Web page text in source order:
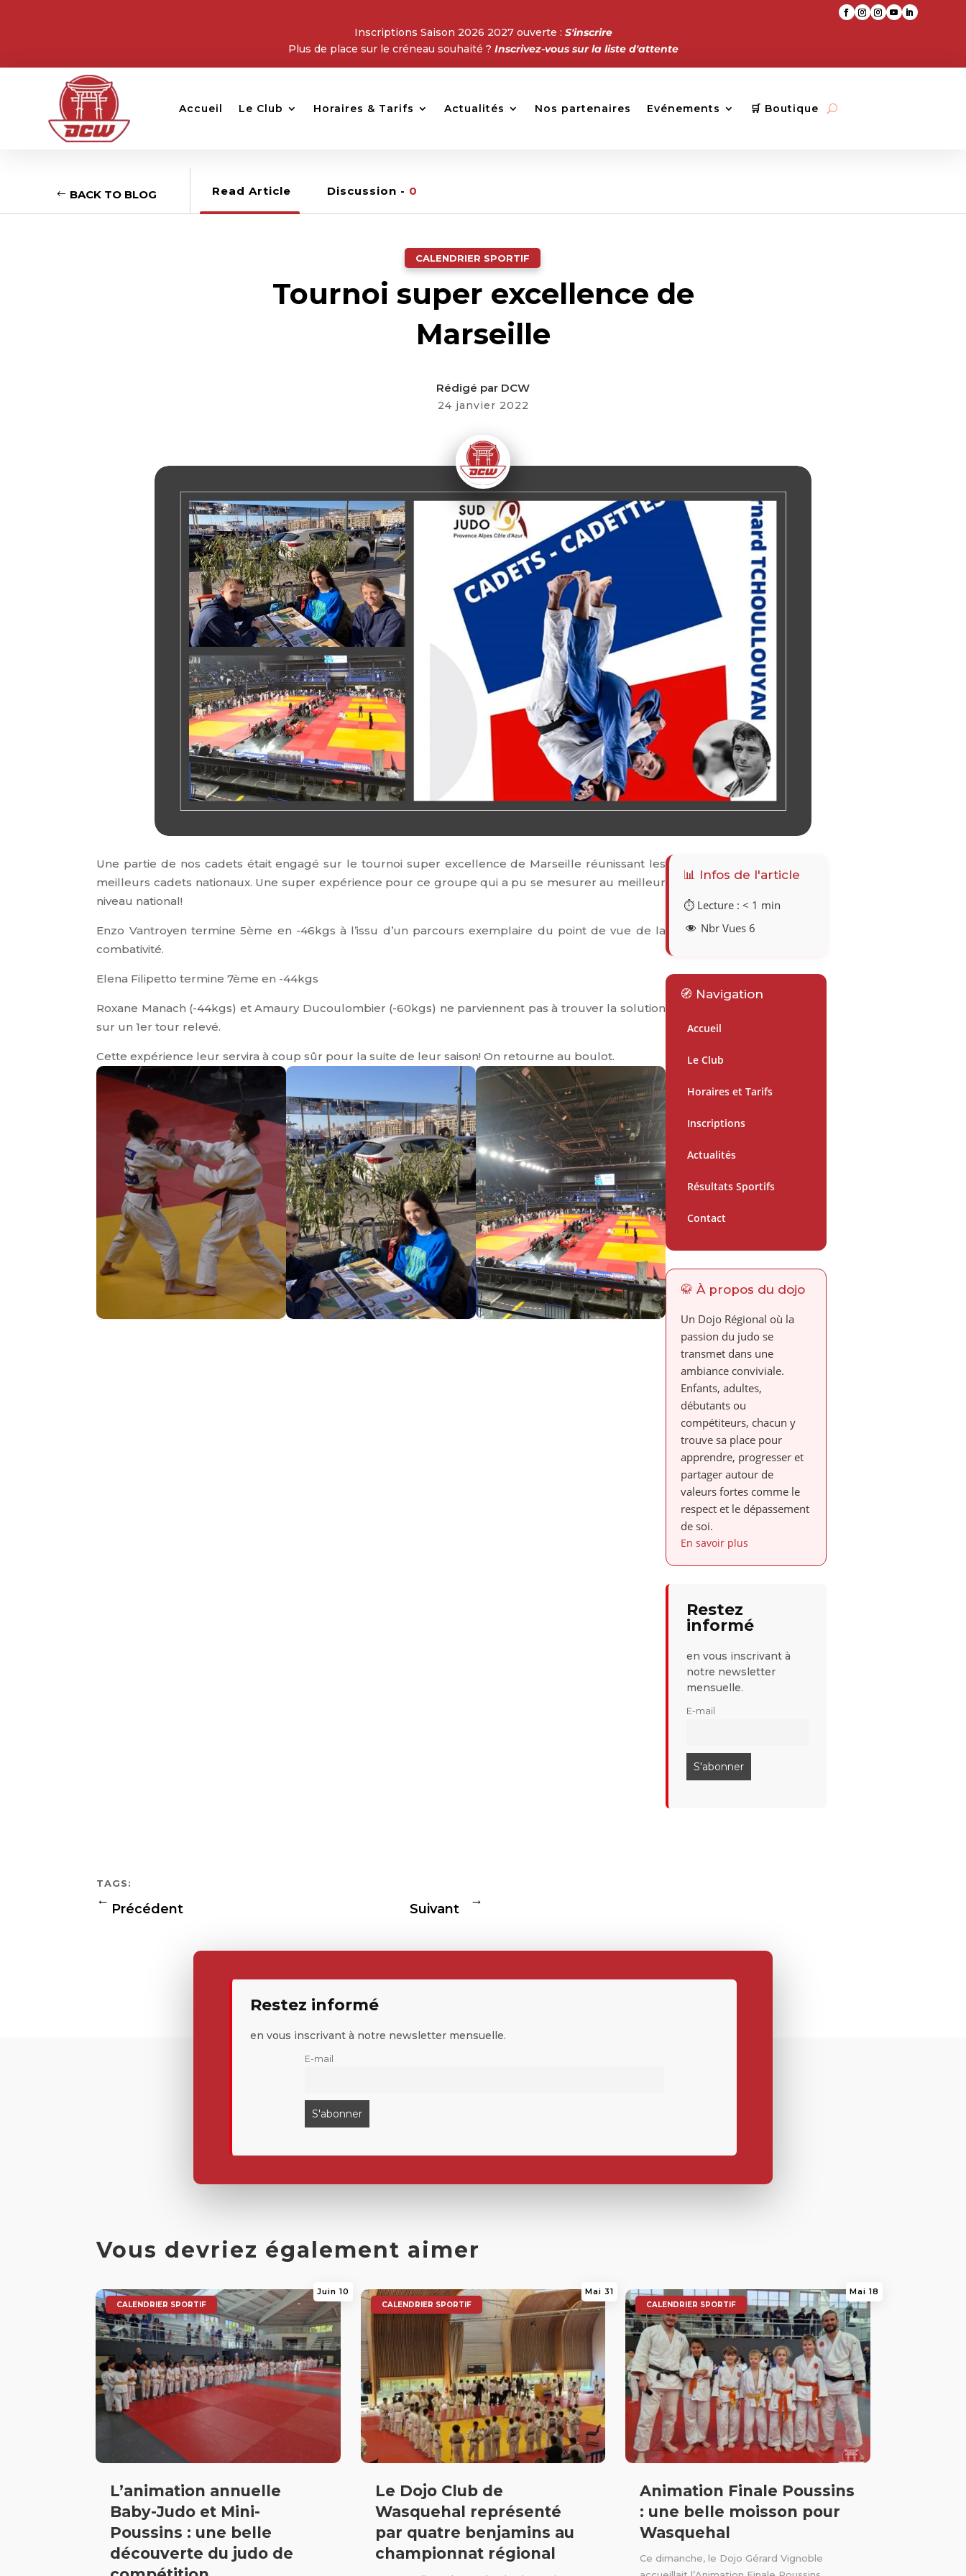
Inscriptions Saison 2026 2027 ouverte : S'inscrire
Plus de place sur le créneau souhaité ? Inscrivez-vous sur la liste d'attente
Accueil Le Club Horaires & Tarifs Actualités Nos partenaires Evénements 🛒 Boutique
BACK TO BLOG Read Article Discussion - 0
CALENDRIER SPORTIF
Tournoi super excellence de
Marseille
Rédigé par DCW
24 janvier 2022
Une partie de nos cadets était engagé sur le tournoi super excellence de Marseille réunissant les
meilleurs cadets nationaux. Une super expérience pour ce groupe qui a pu se mesurer au meilleur
niveau national!
Enzo Vantroyen termine 5ème en -46kgs à l’issu d’un parcours exemplaire du point de vue de la
combativité.
Elena Filipetto termine 7ème en -44kgs
Roxane Manach (-44kgs) et Amaury Ducoulombier (-60kgs) ne parviennent pas à trouver la solution
sur un 1er tour relevé.
Cette expérience leur servira à coup sûr pour la suite de leur saison! On retourne au boulot.
📊 Infos de l'article
⏱️ Lecture : < 1 min
Nbr Vues 6
🧭 Navigation
Accueil
Le Club
Horaires et Tarifs
Inscriptions
Actualités
Résultats Sportifs
Contact
🥋 À propos du dojo
Un Dojo Régional où la
passion du judo se
transmet dans une
ambiance conviviale.
Enfants, adultes,
débutants ou
compétiteurs, chacun y
trouve sa place pour
apprendre, progresser et
partager autour de
valeurs fortes comme le
respect et le dépassement
de soi.
En savoir plus
Restez
informé
en vous inscrivant à
notre newsletter
mensuelle.
E-mail
TAGS:
←
Précédent Suivant
→
Restez informé
en vous inscrivant à notre newsletter mensuelle.
E-mail
Vous devriez également aimer
L’animation annuelle
Baby-Judo et Mini-
Poussins : une belle
découverte du judo de
Juin 10
CALENDRIER SPORTIF
Le Dojo Club de
Wasquehal représenté
par quatre benjamins au
championnat régional
Mai 31
CALENDRIER SPORTIF
Animation Finale Poussins
: une belle moisson pour
Wasquehal
Mai 18
CALENDRIER SPORTIF
Ce dimanche, le Dojo Gérard Vignoble